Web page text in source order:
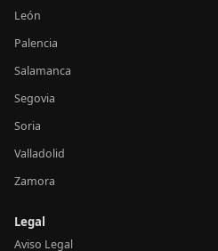
León
Palencia
Salamanca
Segovia
Soria
Valladolid
Zamora
Legal
Aviso Legal